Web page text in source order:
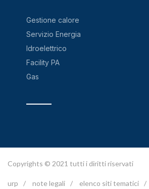
Gestione calore
Servizio Energia
Idroelettrico
Facility PA
Gas
Copyrights © 2021 tutti i diritti riservati
urp / note legali / elenco siti tematici /